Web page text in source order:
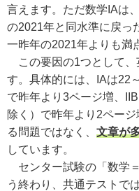
言えます。ただ数学I Aは
の2021年と同水準に戻っ
一昨年の2021年よりも満
この要因の1つとして、
す。具体的には、I Aは22
で昨年より3ページ増、
除く）で昨年より2ページ
る問題ではなく、 文章が
しています。
センター試験の「数学
う終わり、共通テストで